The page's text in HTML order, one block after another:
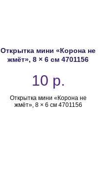
Открытка мини «Корона не
жмёт», 8 × 6 см 4701156
10 р.
Открытка мини «Корона не
жмёт», 8 × 6 см 4701156